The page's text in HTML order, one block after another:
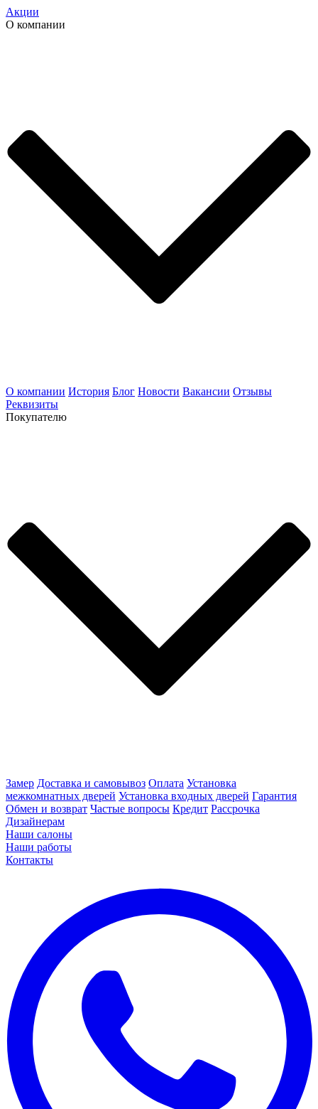
Акции
О компании
О компании История Блог Новости Вакансии Отзывы
Реквизиты
Покупателю
Замер Доставка и самовывоз Оплата Установка
межкомнатных дверей Установка входных дверей Гарантия
Обмен и возврат Частые вопросы Кредит Рассрочка
Дизайнерам
Наши салоны
Наши работы
Контакты